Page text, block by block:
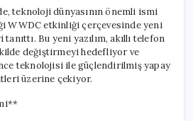
Özellikler
için
teknoloji dünyasının önemli ismi
WWDC etkinliği çerçevesinde yeni
Bu yeni yazılım, akıllı telefon
değiştirmeyi hedefliyor ve
teknolojisi ile güçlendirilmiş yapay
üzerine çekiyor.